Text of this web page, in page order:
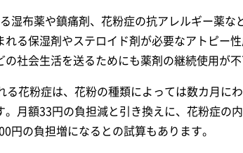
湿布薬や鎮痛剤、花粉症の抗アレルギー薬な
る保湿剤やステロイド剤が必要なアトピー
社会生活を送るためにも薬剤の継続使用が不
る花粉症は、花粉の種類によっては数カ月に
。月額33円の負担減と引き換えに、花粉症の
円の負担増になるとの試算もあります。